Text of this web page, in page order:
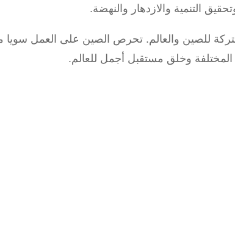
التنمية والازدهار والنهضة.
للصين والعالم. تحرص الصين على العمل سويا
وخلق مستقبل أجمل للعالم.